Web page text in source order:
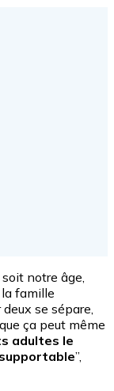
notre âge,
famille
se sépare,
ça peut même
adultes le
”,